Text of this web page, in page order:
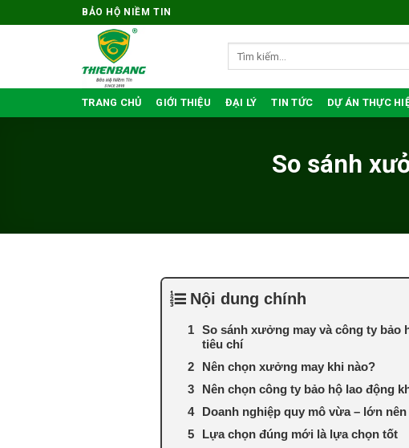
qua
BẢO HỘ NIỀM TIN
TRANG CHỦ GIỚI THIỆU ĐẠI LÝ TIN TỨC DỰ ÁN THỰC
So sánh
Nội dung chính
So sánh xưởng may và công ty bảo
tiêu chí
Nên chọn xưởng may khi nào?
Nên chọn công ty bảo hộ lao động
Doanh nghiệp quy mô vừa – lớn
Lựa chọn đúng mới là lựa chọn tốt